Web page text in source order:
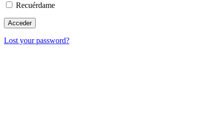
Recuérdame
Lost your password?